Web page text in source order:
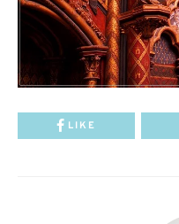
LIKE